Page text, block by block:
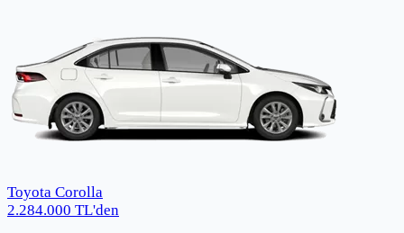
Toyota Corolla
2.284.000 TL'den